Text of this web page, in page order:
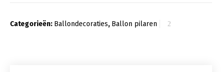
Categorieën: Ballondecoraties, Ballon pilaren